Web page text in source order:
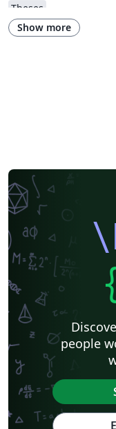
Theses
Show more
people